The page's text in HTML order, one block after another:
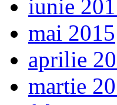
iunie
mai 2015
aprilie
martie